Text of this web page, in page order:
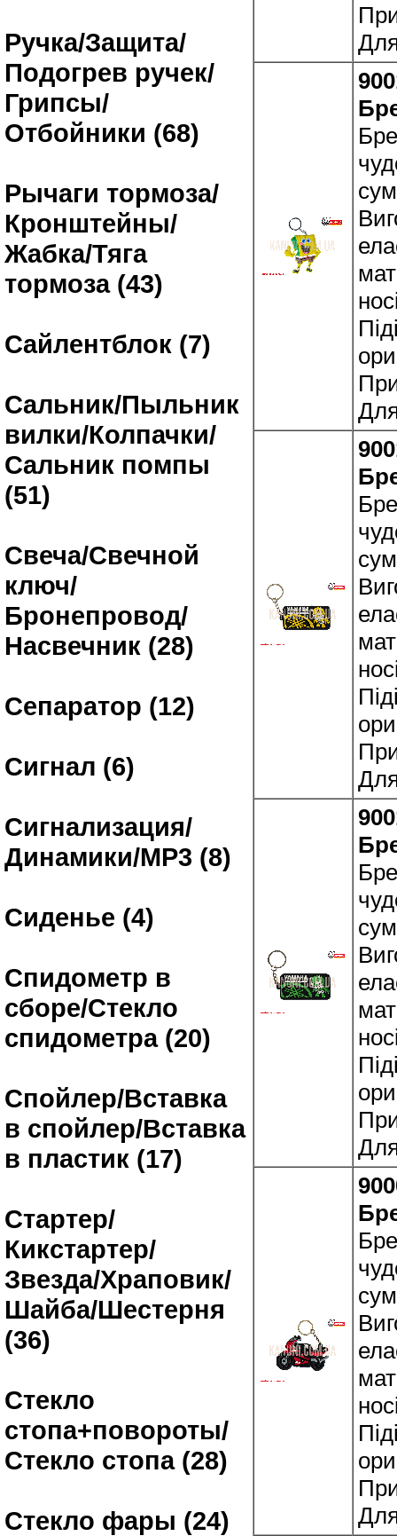
Ручка/Защита/
Подогрев ручек/
Грипсы/
Отбойники (68)
Рычаги тормоза/
Кронштейны/
Жабка/Тяга
тормоза (43)
Сайлентблок (7)
Сальник/Пыльник
вилки/Колпачки/
Сальник помпы
(51)
Свеча/Свечной
ключ/
Бронепровод/
Насвечник (28)
Сепаратор (12)
Сигнал (6)
Сигнализация/
Динамики/MP3 (8)
Сиденье (4)
Спидометр в
сборе/Стекло
спидометра (20)
Спойлер/Вставка
в спойлер/Вставка
в пластик (17)
Стартер/
Кикстартер/
Звезда/Храповик/
Шайба/Шестерня
(36)
Стекло
стопа+повороты/
Стекло стопа (28)
Стекло фары (24)